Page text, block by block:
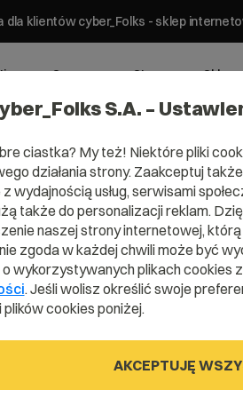
klientów cyber_Folks - sklep
Serwery Strony Sklepy
S.A. –
ciastka? My też! Niektóre pliki
działania strony. Zaakceptuj
wydajnością usług, serwisami
także do personalizacji reklam.
naszej strony internetowej, którą
zgoda w każdej chwili może być
wykorzystywanych plikach cookies
. Jeśli wolisz określić swoje
cookies poniżej.
AKCEPTUJĘ